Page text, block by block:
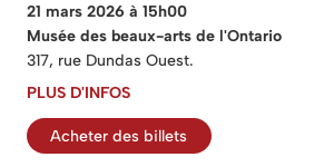
21 mars 2026 à 15h00
Musée des beaux-arts de l'Ontario
317, rue Dundas Ouest.
PLUS D'INFOS
Acheter des billets